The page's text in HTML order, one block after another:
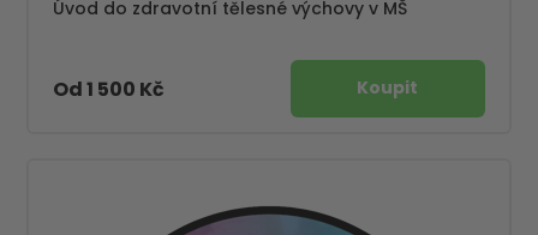
Úvod do zdravotní tělesné výchovy v MŠ
Od 1 500 Kč